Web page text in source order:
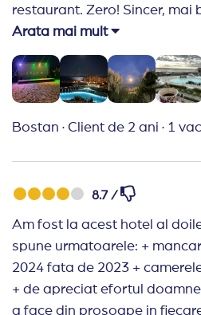
restaurant. Zero! Sincer, mai bine ar fi inlocuiti de
aparate self service. Tips doar pentru doamnele de
la curatenie care au facut o
Arata mai mult
Bostan · Client de 2 ani · 1
8.7 /
Am fost la acest hotel al
spune urmatoarele: +
2024 fata de 2023 +
+ de apreciat efortul
a face din prosoape in